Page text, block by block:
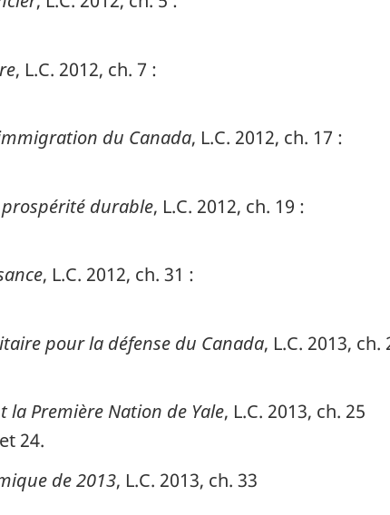
, L.C. 2012, ch. 7 :
du Canada, L.C. 2012, ch. 17 :
prospérité durable, L.C. 2012, ch. 19 :
, L.C. 2012, ch. 31 :
pour la défense du Canada, L.C. 2013, ch.
la Première Nation de Yale, L.C. 2013, ch. 25
24.
de 2013, L.C. 2013, ch. 33